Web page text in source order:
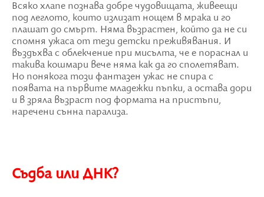
Всяко хлапе познава добре чудовищата, живеещи
под леглото, които излизат нощем в мрака и го
плашат до смърт. Няма възрастен, който да не си
спомня ужаса от тези детски преживявания. И
въздъхва с облекчение при мисълта, че е пораснал и
такива кошмари вече няма как да го сполетяват.
Но понякога този фантазен ужас не спира с
появата на първите младежки пъпки, а остава дори
и в зряла възраст под формата на пристъпи,
наречени сънна парализа.
Съдба или ДНК?